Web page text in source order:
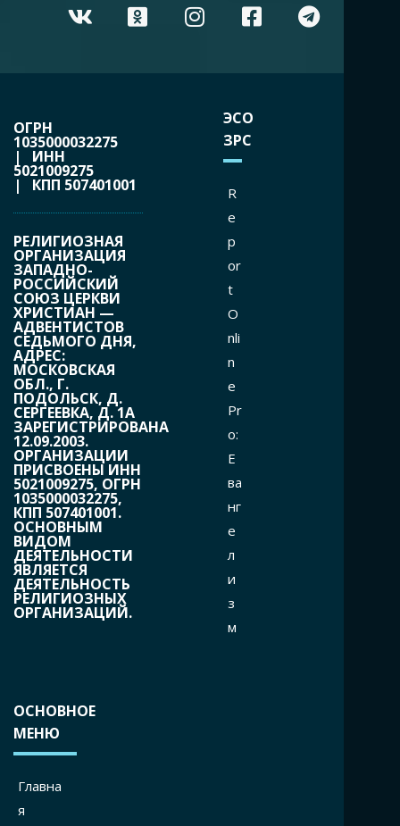
ОГРН
1035000032275
| ИНН
5021009275
| КПП 507401001
РЕЛИГИОЗНАЯ
ОРГАНИЗАЦИЯ
ЗАПАДНО-
РОССИЙСКИЙ
СОЮЗ ЦЕРКВИ
ХРИСТИАН —
АДВЕНТИСТОВ
СЕДЬМОГО ДНЯ,
АДРЕС:
МОСКОВСКАЯ
ОБЛ., Г.
ПОДОЛЬСК, Д.
СЕРГЕЕВКА, Д. 1А
ЗАРЕГИСТРИРОВАНА
12.09.2003.
ОРГАНИЗАЦИИ
ПРИСВОЕНЫ ИНН
5021009275, ОГРН
1035000032275,
КПП 507401001.
ОСНОВНЫМ
ВИДОМ
ДЕЯТЕЛЬНОСТИ
ЯВЛЯЕТСЯ
ДЕЯТЕЛЬНОСТЬ
РЕЛИГИОЗНЫХ
ОРГАНИЗАЦИЙ.
ЭСО
ЗРС
R
e
p
or
t
O
nli
n
e
Pr
o:
Е
ва
нг
е
л
и
з
м
ОСНОВНОЕ
МЕНЮ
Главна
я